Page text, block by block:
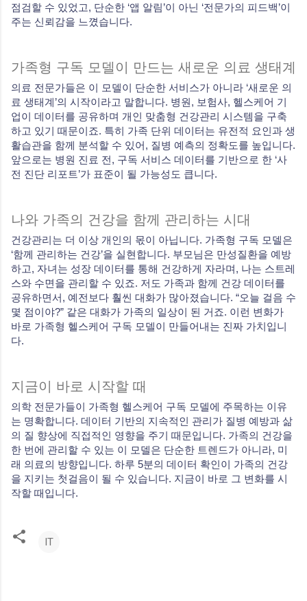
점검할 수 있었고, 단순한 ‘앱 알림’이 아닌 ‘전문가의 피드백’이
주는 신뢰감을 느꼈습니다.
가족형 구독 모델이 만드는 새로운 의료 생태계
의료 전문가들은 이 모델이 단순한 서비스가 아니라 ‘새로운 의
료 생태계’의 시작이라고 말합니다. 병원, 보험사, 헬스케어 기
업이 데이터를 공유하며 개인 맞춤형 건강관리 시스템을 구축
하고 있기 때문이죠. 특히 가족 단위 데이터는 유전적 요인과 생
활습관을 함께 분석할 수 있어, 질병 예측의 정확도를 높입니다.
앞으로는 병원 진료 전, 구독 서비스 데이터를 기반으로 한 ‘사
전 진단 리포트’가 표준이 될 가능성도 큽니다.
나와 가족의 건강을 함께 관리하는 시대
건강관리는 더 이상 개인의 몫이 아닙니다. 가족형 구독 모델은
‘함께 관리하는 건강’을 실현합니다. 부모님은 만성질환을 예방
하고, 자녀는 성장 데이터를 통해 건강하게 자라며, 나는 스트레
스와 수면을 관리할 수 있죠. 저도 가족과 함께 건강 데이터를
공유하면서, 예전보다 훨씬 대화가 많아졌습니다. “오늘 걸음 수
몇 점이야?” 같은 대화가 가족의 일상이 된 거죠. 이런 변화가
바로 가족형 헬스케어 구독 모델이 만들어내는 진짜 가치입니
다.
지금이 바로 시작할 때
의학 전문가들이 가족형 헬스케어 구독 모델에 주목하는 이유
는 명확합니다. 데이터 기반의 지속적인 관리가 질병 예방과 삶
의 질 향상에 직접적인 영향을 주기 때문입니다. 가족의 건강을
한 번에 관리할 수 있는 이 모델은 단순한 트렌드가 아니라, 미
래 의료의 방향입니다. 하루 5분의 데이터 확인이 가족의 건강
을 지키는 첫걸음이 될 수 있습니다. 지금이 바로 그 변화를 시
작할 때입니다.
IT